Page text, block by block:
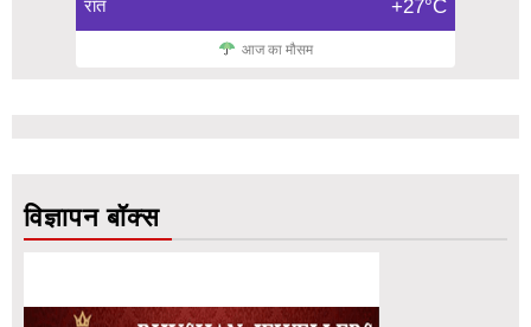
रात +27°C
आज का मौसम
विज्ञापन बॉक्स